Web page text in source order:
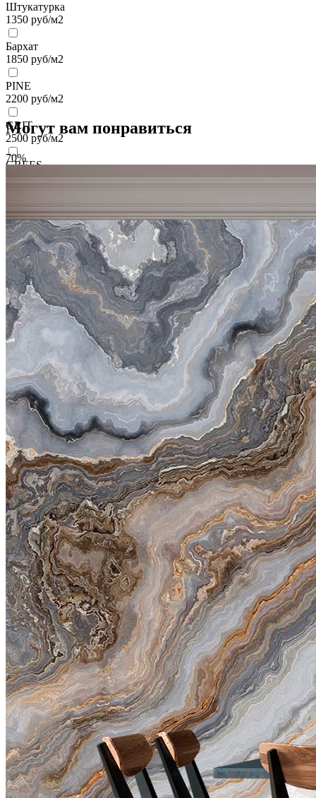
Штукатурка
1350 руб/м2
Бархат
1850 руб/м2
PINE
2200 руб/м2
GRIT
2500 руб/м2
GREES
2500руб/м2
VELOURS
2700руб/м2
VENTO
3700руб/м2
BRISE
4100 руб/м2
CARRETO
4500
руб/м2
KROSTA
4800руб/м2
STRADO
6500руб/м2
Подробнее о материалах
Могут вам понравиться
70%